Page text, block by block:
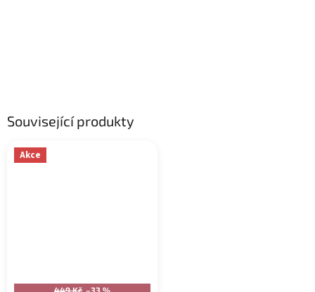
Související produkty
Akce
449 Kč –33 %